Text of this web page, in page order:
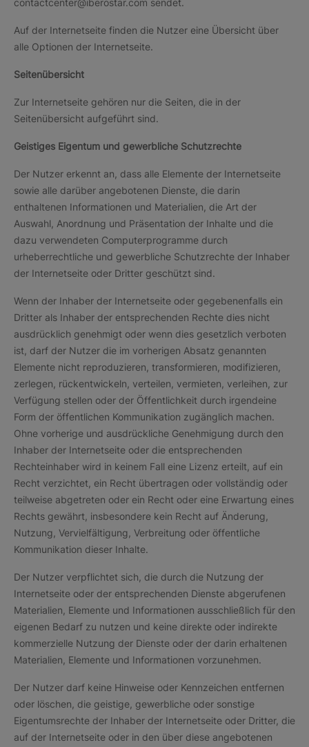
contactcenter@iberostar.com sendet.
Auf der Internetseite finden die Nutzer eine Übersicht über
alle Optionen der Internetseite.
Seitenübersicht
Zur Internetseite gehören nur die Seiten, die in der
Seitenübersicht aufgeführt sind.
Geistiges Eigentum und gewerbliche Schutzrechte
Der Nutzer erkennt an, dass alle Elemente der Internetseite
sowie alle darüber angebotenen Dienste, die darin
enthaltenen Informationen und Materialien, die Art der
Auswahl, Anordnung und Präsentation der Inhalte und die
dazu verwendeten Computerprogramme durch
urheberrechtliche und gewerbliche Schutzrechte der Inhaber
der Internetseite oder Dritter geschützt sind.
Wenn der Inhaber der Internetseite oder gegebenenfalls ein
Dritter als Inhaber der entsprechenden Rechte dies nicht
ausdrücklich genehmigt oder wenn dies gesetzlich verboten
ist, darf der Nutzer die im vorherigen Absatz genannten
Elemente nicht reproduzieren, transformieren, modifizieren,
zerlegen, rückentwickeln, verteilen, vermieten, verleihen, zur
Verfügung stellen oder der Öffentlichkeit durch irgendeine
Form der öffentlichen Kommunikation zugänglich machen.
Ohne vorherige und ausdrückliche Genehmigung durch den
Inhaber der Internetseite oder die entsprechenden
Rechteinhaber wird in keinem Fall eine Lizenz erteilt, auf ein
Recht verzichtet, ein Recht übertragen oder vollständig oder
teilweise abgetreten oder ein Recht oder eine Erwartung eines
Rechts gewährt, insbesondere kein Recht auf Änderung,
Nutzung, Vervielfältigung, Verbreitung oder öffentliche
Kommunikation dieser Inhalte.
Der Nutzer verpflichtet sich, die durch die Nutzung der
Internetseite oder der entsprechenden Dienste abgerufenen
Materialien, Elemente und Informationen ausschließlich für den
eigenen Bedarf zu nutzen und keine direkte oder indirekte
kommerzielle Nutzung der Dienste oder der darin erhaltenen
Materialien, Elemente und Informationen vorzunehmen.
Der Nutzer darf keine Hinweise oder Kennzeichen entfernen
oder löschen, die geistige, gewerbliche oder sonstige
Eigentumsrechte der Inhaber der Internetseite oder Dritter, die
auf der Internetseite oder in den über diese angebotenen